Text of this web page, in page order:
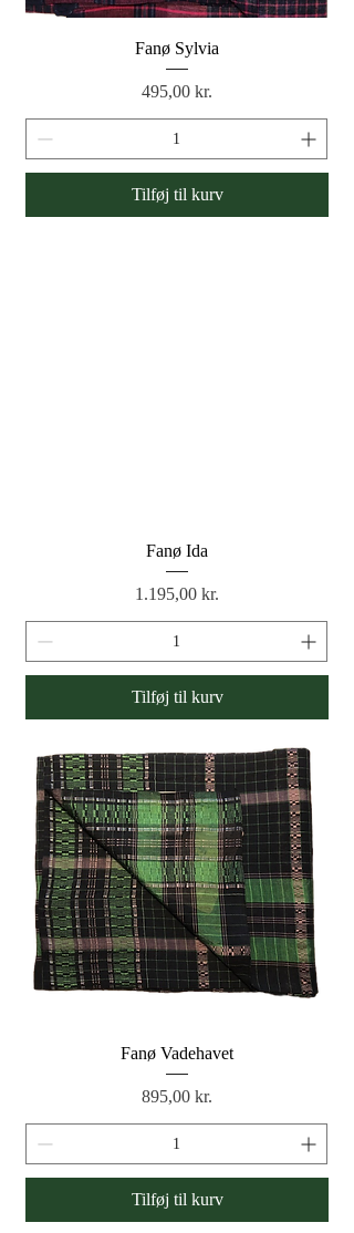
Fanø Sylvia
Pris
495,00 kr.
Tilføj til kurv
Fanø Ida
Pris
1.195,00 kr.
Tilføj til kurv
Fanø Vadehavet
Pris
895,00 kr.
Tilføj til kurv